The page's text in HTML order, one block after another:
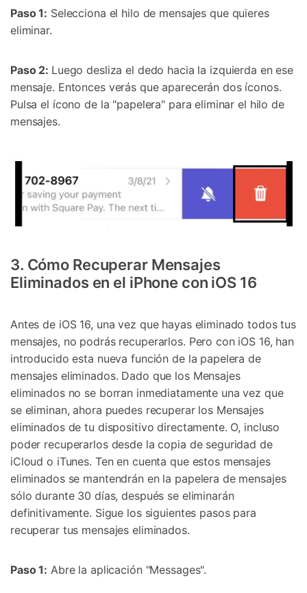
Paso 1: Selecciona el hilo de mensajes que quieres
eliminar.
Paso 2: Luego desliza el dedo hacia la izquierda en ese
mensaje. Entonces verás que aparecerán dos íconos.
Pulsa el ícono de la "papelera" para eliminar el hilo de
mensajes.
3. Cómo Recuperar Mensajes
Eliminados en el iPhone con iOS 16
Antes de iOS 16, una vez que hayas eliminado todos tus
mensajes, no podrás recuperarlos. Pero con iOS 16, han
introducido esta nueva función de la papelera de
mensajes eliminados. Dado que los Mensajes
eliminados no se borran inmediatamente una vez que
se eliminan, ahora puedes recuperar los Mensajes
eliminados de tu dispositivo directamente. O, incluso
poder recuperarlos desde la copia de seguridad de
iCloud o iTunes. Ten en cuenta que estos mensajes
eliminados se mantendrán en la papelera de mensajes
sólo durante 30 días, después se eliminarán
definitivamente. Sigue los siguientes pasos para
recuperar tus mensajes eliminados.
Paso 1: Abre la aplicación "Messages".